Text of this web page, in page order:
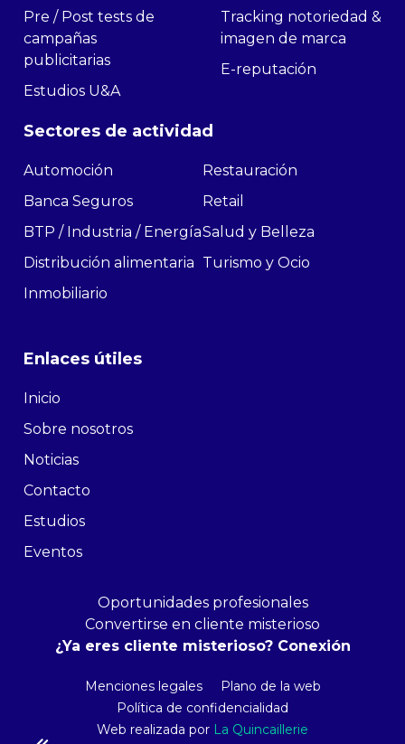
Pre / Post tests de
campañas
publicitarias
Estudios U&A
Tracking notoriedad &
imagen de marca
E-reputación
Sectores de actividad
Automoción
Banca Seguros
BTP / Industria / Energía
Distribución alimentaria
Inmobiliario
Restauración
Retail
Salud y Belleza
Turismo y Ocio
Enlaces útiles
Inicio
Sobre nosotros
Noticias
Contacto
Estudios
Eventos
Oportunidades profesionales
Convertirse en cliente misterioso
¿Ya eres cliente misterioso? Conexión
Menciones legales
Plano de la web
Política de confidencialidad
Web realizada por La Quincaillerie